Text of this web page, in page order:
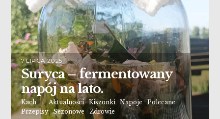
7 LIPCA 2025
Suryca – fermentowany
napój na lato.
Kach Aktualności, Kiszonki, Napoje , Polecane,
Przepisy, Sezonowe Zdrowie